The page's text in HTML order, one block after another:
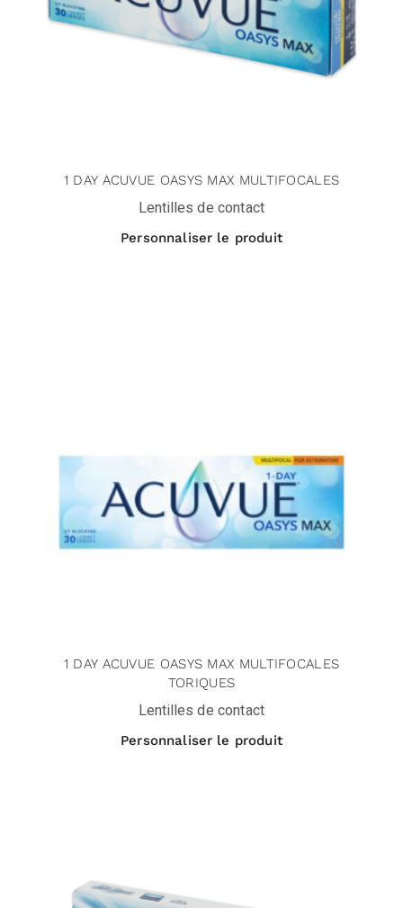
1 DAY ACUVUE OASYS MAX MULTIFOCALES
Lentilles de contact
Personnaliser le produit
1 DAY ACUVUE OASYS MAX MULTIFOCALES
TORIQUES
Lentilles de contact
Personnaliser le produit